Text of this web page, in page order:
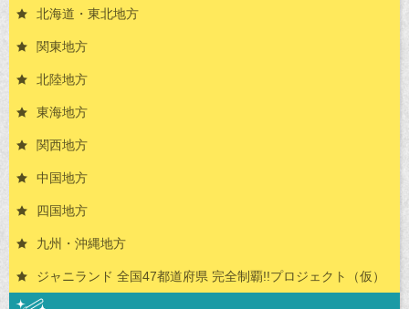
北海道・東北地方
関東地方
北陸地方
東海地方
関西地方
中国地方
四国地方
九州・沖縄地方
ジャニランド 全国47都道府県 完全制覇!!プロジェクト（仮）